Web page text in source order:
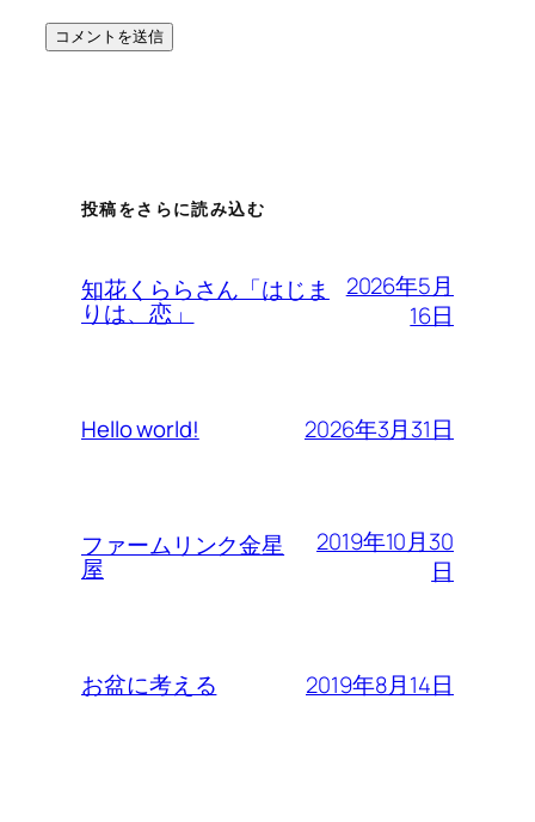
投稿をさらに読み込む
知花くららさん「はじま
りは、恋」
2026年5月
16日
Hello world! 2026年3月31日
ファームリンク金星
屋
2019年10月30
日
お盆に考える 2019年8月14日